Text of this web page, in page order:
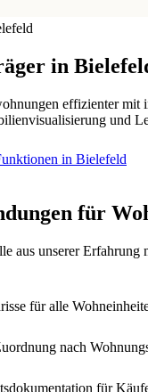
in
effizienter mit
und
in Bielefeld
für
aus unserer
für alle
nach
für